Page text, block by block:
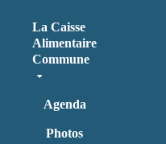
La Caisse
Alimentaire
Commune
Agenda
Photos